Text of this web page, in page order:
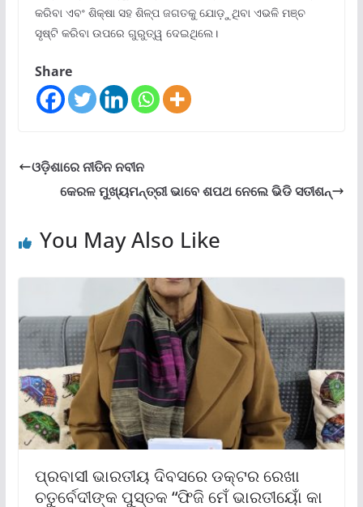
କରିବା ଏବଂ ଶିକ୍ଷା ସହ ଶିଳ୍ପ ଜଗତକୁ ଯୋଡ଼ୁଥିବା ଏଭଳି ମଞ୍ଚ
ସୃଷ୍ଟି କରିବା ଉପରେ ଗୁରୁତ୍ୱ ଦେଇଥିଲେ।
Share
ଓଡ଼ିଶାରେ ନୀତିନ ନବୀନ
କେରଳ ମୁଖ୍ୟମନ୍ତ୍ରୀ ଭାବେ ଶପଥ ନେଲେ ଭିଡି ସତୀଶନ୍‌
You May Also Like
ପ୍ରବାସୀ ଭାରତୀୟ ଦିବସରେ ଡକ୍ଟର ରେଖା
ଚତୁର୍ବେଦୀଙ୍କ ପୁସ୍ତକ “ଫିଜି ମେଁ ଭାରତୀୟୋଁ କା